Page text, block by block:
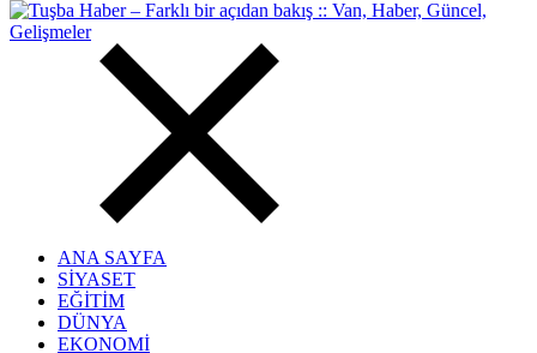
ANA SAYFA
SİYASET
EĞİTİM
DÜNYA
EKONOMİ